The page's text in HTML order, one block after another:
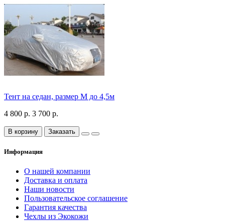
Тент на седан, размер М до 4,5м
4 800 р. 3 700 р.
В корзину Заказать
Информация
О нашей компании
Доставка и оплата
Наши новости
Пользовательское соглашение
Гарантия качества
Чехлы из Экокожи